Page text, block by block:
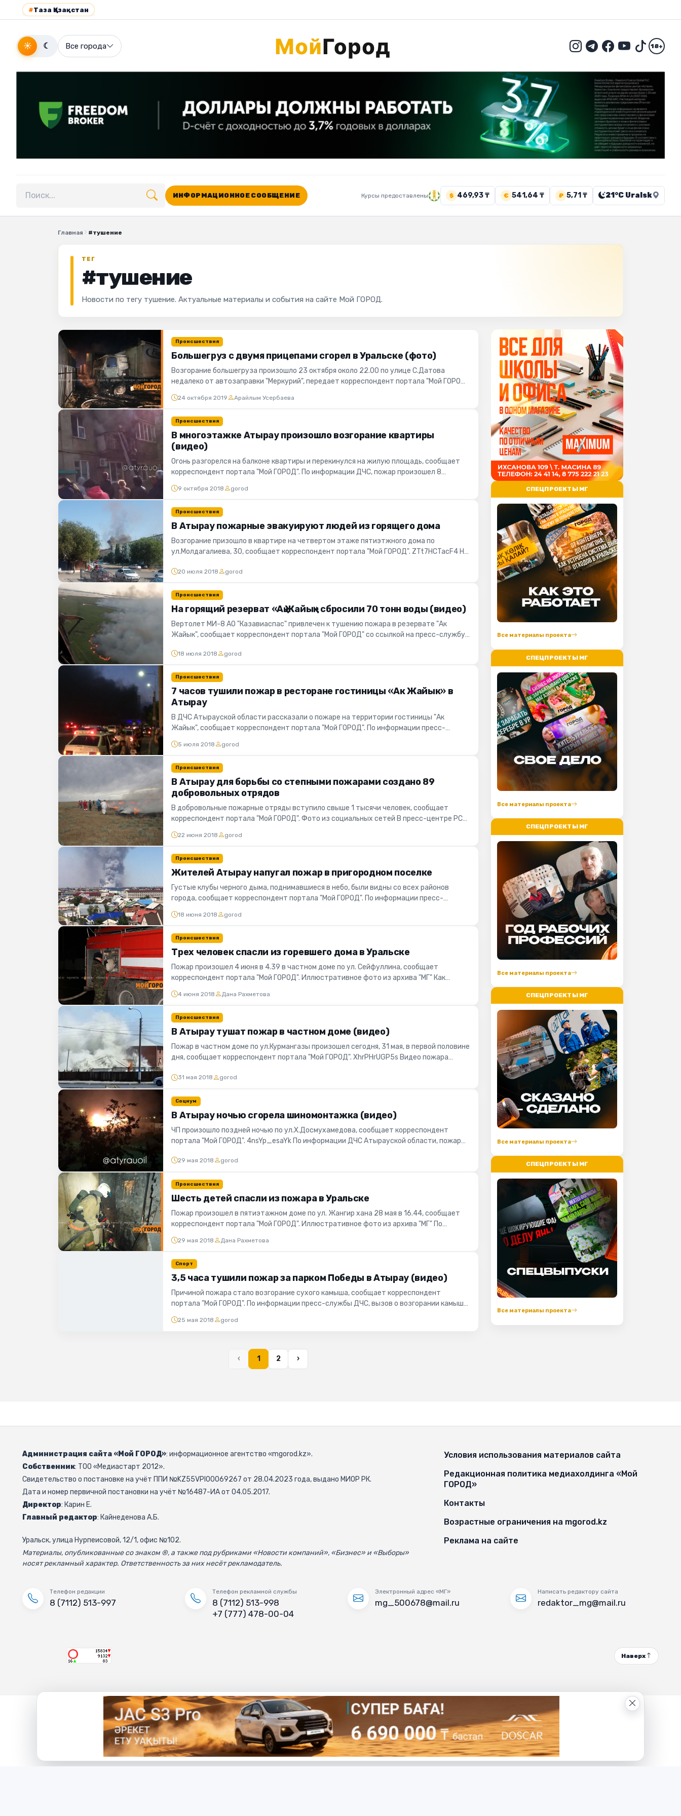
#Таза Қазақстан
☀ ☾ Все города 18+
Поиск по сайту
ИНФОРМАЦИОННОЕ СООБЩЕНИЕ Курсы предоставлены $ 469,93 ₸ € 541,64 ₸ ₽ 5,71 ₸ 21°C Uralsk
Главная #тушение
ТЕГ
#тушение
Новости по тегу тушение. Актуальные материалы и события на сайте Мой ГОРОД.
Происшествия
Большегруз с двумя прицепами сгорел в Уральске (фото)
Возгорание большегруза произошло 23 октября около 22.00 по улице С.Датова
недалеко от автозаправки "Меркурий", передает корреспондент портала "Мой ГОРОД".
24 октября 2019 Арайлым Усербаева
Происшествия
В многоэтажке Атырау произошло возгорание квартиры
(видео)
Огонь разгорелся на балконе квартиры и перекинулся на жилую площадь, сообщает
корреспондент портала "Мой ГОРОД". По информации ДЧС, пожар произошел 8
9 октября 2018 gorod
Происшествия
В Атырау пожарные эвакуируют людей из горящего дома
Возгорание призошло в квартире на четвертом этаже пятиэтжного дома по
ул.Молдагалиева, 30, сообщает корреспондент портала "Мой ГОРОД". ZTt7HCTacF4 На
20 июля 2018 gorod
Происшествия
На горящий резерват «Ақ Жайық» сбросили 70 тонн воды (видео)
Вертолет МИ-8 АО "Казавиаспас" привлечен к тушению пожара в резервате "Ак
Жайык", сообщает корреспондент портала "Мой ГОРОД" со ссылкой на пресс-службу
18 июля 2018 gorod
Происшествия
7 часов тушили пожар в ресторане гостиницы «Ак Жайык» в
Атырау
В ДЧС Атырауской области рассказали о пожаре на территории гостиницы "Ак
Жайык", сообщает корреспондент портала "Мой ГОРОД". По информации пресс-
5 июля 2018 gorod
Происшествия
В Атырау для борьбы со степными пожарами создано 89
добровольных отрядов
В добровольные пожарные отряды вступило свыше 1 тысячи человек, сообщает
корреспондент портала "Мой ГОРОД". Фото из социальных сетей В пресс-центре РСК
22 июня 2018 gorod
Происшествия
Жителей Атырау напугал пожар в пригородном поселке
Густые клубы черного дыма, поднимавшиеся в небо, были видны со всех районов
города, сообщает корреспондент портала "Мой ГОРОД". По информации пресс-
18 июня 2018 gorod
Происшествия
Трех человек спасли из горевшего дома в Уральске
Пожар произошел 4 июня в 4.39 в частном доме по ул. Сейфуллина, сообщает
корреспондент портала "Мой ГОРОД". Иллюстративное фото из архива "МГ" Как
4 июня 2018 Дана Рахметова
Происшествия
В Атырау тушат пожар в частном доме (видео)
Пожар в частном доме по ул.Курмангазы произошел сегодня, 31 мая, в первой половине
дня, сообщает корреспондент портала "Мой ГОРОД". XhrPHrUGP5s Видео пожара
31 мая 2018 gorod
Социум
В Атырау ночью сгорела шиномонтажка (видео)
ЧП произошло поздней ночью по ул.Х.Досмухамедова, сообщает корреспондент
портала "Мой ГОРОД". 4nsYp_esaYk По информации ДЧС Атырауской области, пожар
29 мая 2018 gorod
Происшествия
Шесть детей спасли из пожара в Уральске
Пожар произошел в пятиэтажном доме по ул. Жангир хана 28 мая в 16.44, сообщает
корреспондент портала "Мой ГОРОД". Иллюстративное фото из архива "МГ" По
29 мая 2018 Дана Рахметова
Спорт
3,5 часа тушили пожар за парком Победы в Атырау (видео)
Причиной пожара стало возгорание сухого камыша, сообщает корреспондент
портала "Мой ГОРОД". По информации пресс-службы ДЧС, вызов о возгорании камыша
25 мая 2018 gorod
‹ 1 2 ›
СПЕЦПРОЕКТЫ МГ
Все материалы проекта
СПЕЦПРОЕКТЫ МГ
Все материалы проекта
СПЕЦПРОЕКТЫ МГ
Все материалы проекта
СПЕЦПРОЕКТЫ МГ
Все материалы проекта
СПЕЦПРОЕКТЫ МГ
Все материалы проекта
Администрация сайта «Мой ГОРОД»: информационное агентство «mgorod.kz».
Собственник: ТОО «Медиастарт 2012».
Свидетельство о постановке на учёт ППИ №KZ55VPI00069267 от 28.04.2023 года, выдано МИОР РК.
Дата и номер первичной постановки на учёт №16487-ИА от 04.05.2017.
Директор: Карин Е.
Главный редактор: Кайнеденова А.Б.
Уральск, улица Нурпеисовой, 12/1, офис №102.
Материалы, опубликованные со знаком ®, а также под рубриками «Новости компаний», «Бизнес» и «Выборы»
носят рекламный характер. Ответственность за них несёт рекламодатель.
Условия использования материалов сайта
Редакционная политика медиахолдинга «Мой
ГОРОД»
Контакты
Возрастные ограничения на mgorod.kz
Реклама на сайте
Телефон редакции
8 (7112) 513-997
Телефон рекламной службы
8 (7112) 513-998
+7 (777) 478-00-04
Электронный адрес «МГ»
mg_500678@mail.ru
Написать редактору сайта
redaktor_mg@mail.ru
Наверх